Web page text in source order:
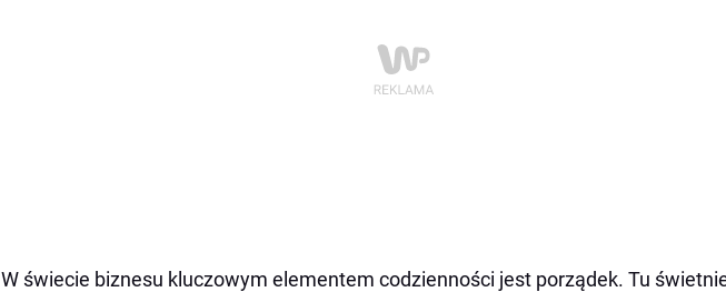
W świecie biznesu kluczowym elementem codzienności jest porządek. Tu